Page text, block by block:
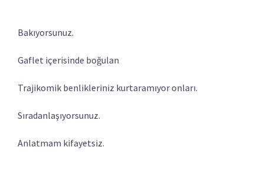
Bakıyorsunuz.
Gaflet içerisinde boğulan
Trajikomik benlikleriniz kurtaramıyor onları.
Sıradanlaşıyorsunuz.
Anlatmam kifayetsiz.